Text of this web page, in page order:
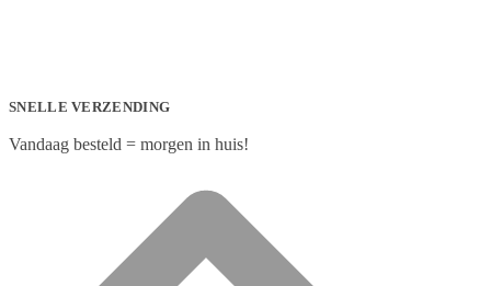
SNELLE VERZENDING
Vandaag besteld = morgen in huis!